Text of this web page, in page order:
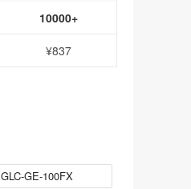
10000+
¥837
GLC-GE-100FX